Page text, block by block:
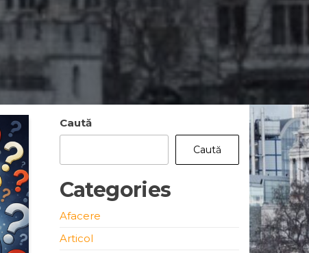
Caută
Caută
Categories
Afacere
Articol